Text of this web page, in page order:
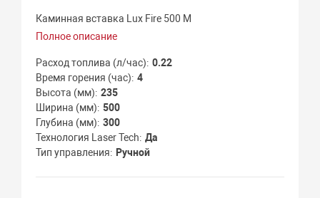
Каминная вставка Lux Fire 500 M
Полное описание
Расход топлива (л/час) 0.22
Время горения (час) 4
Высота (мм) 235
Ширина (мм) 500
Глубина (мм) 300
Технология Laser Tech Да
Тип управления
Ручной